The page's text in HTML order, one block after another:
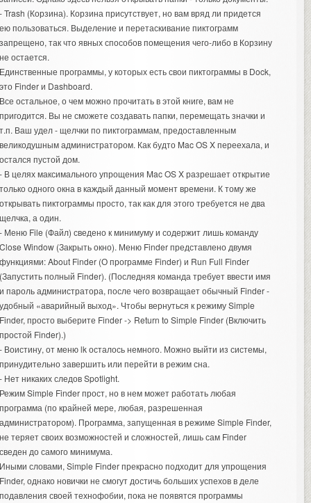
Trash (Корзина). Корзина присутствует, но вам вряд ли придется
пользоваться. Выделение и перетаскивание пиктограмм
так что явных способов помещения чего-либо в Корзину
остается.
программы, у которых есть свои пиктограммы в Dock,
Finder и Dashboard.
остальное, о чем можно прочитать в этой книге, вам не
Вы не сможете создавать папки, перемещать значки и
Ваш удел - щелчки по пиктограммам, предоставленным
администратором. Как будто Mac OS X переехала, и
пустой дом.
В целях максимального упрощения Mac OS X разрешает открытие
одного окна в каждый данный момент времени. К тому же
пиктограммы просто, так как для этого требуется не два
а один.
Меню File (Файл) сведено к минимуму и содержит лишь команду
Window (Закрыть окно). Меню Finder представлено двумя
About Finder (О программе Finder) и Run Full Finder
полный Finder). (Последняя команда требует ввести имя
пароль администратора, после чего возвращает обычный Finder -
«аварийный выход». Чтобы вернуться к режиму Simple
просто выберите Finder -> Return to Simple Finder (Включить
Finder).)
Воистину, от меню lk осталось немного. Можно выйти из системы,
завершить или перейти в режим сна.
Нет никаких следов Spotlight.
Simple Finder прост, но в нем может работать любая
(по крайней мере, любая, разрешенная
Программа, запущенная в режиме Simple Finder,
теряет своих возможностей и сложностей, лишь сам Finder
до самого минимума.
словами, Simple Finder прекрасно подходит для упрощения
однако новички не смогут достичь больших успехов в деле
своей технофобии, пока не появятся программы